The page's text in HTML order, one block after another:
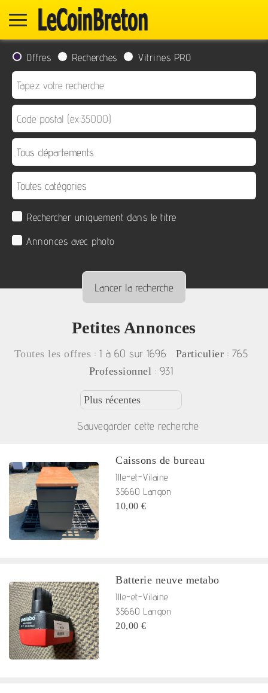
Offres Recherches Vitrines PRO
Rechercher uniquement dans le titre
Annonces avec photo
Petites Annonces
Toutes les offres : 1 à 60 sur 1696 Particulier : 765
Professionnel : 931
Sauvegarder cette recherche
Caissons de bureau
Ille-et-Vilaine
35660 Langon
10,00 €
Batterie neuve metabo
Ille-et-Vilaine
35660 Langon
20,00 €